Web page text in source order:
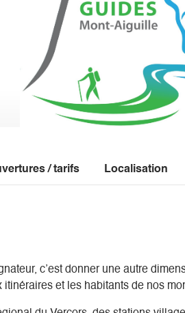
/ tarifs Localisation
c’est donner une autre
et les habitants de nos